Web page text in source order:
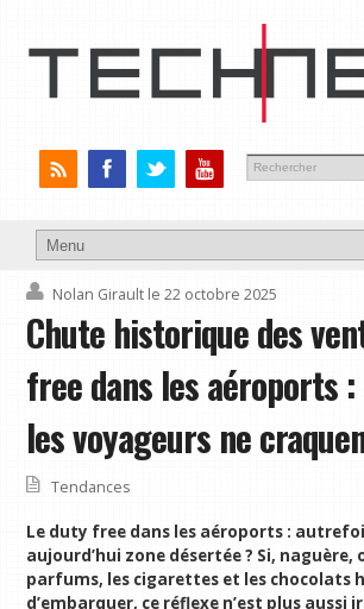
Nolan Girault le 22 octobre 2025
Chute historique des
free dans les aéroports
les voyageurs ne
Tendances
Le duty free dans les aéroports :
aujourd’hui zone désertée ? Si, naguère,
parfums, les cigarettes et les chocolats
d’embarquer, ce réflexe n’est plus aussi